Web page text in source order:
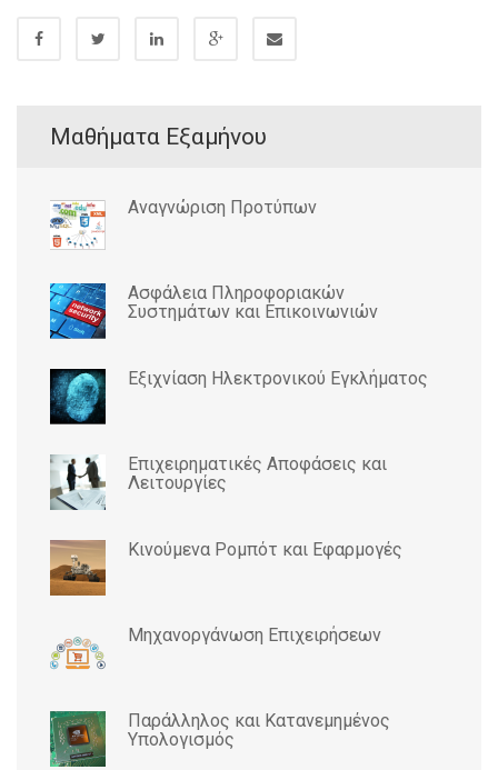
Μαθήματα Εξαμήνου
Αναγνώριση Προτύπων
Ασφάλεια Πληροφοριακών
Συστημάτων και Επικοινωνιών
Εξιχνίαση Ηλεκτρονικού Εγκλήματος
Επιχειρηματικές Αποφάσεις και
Λειτουργίες
Κινούμενα Ρομπότ και Εφαρμογές
Μηχανοργάνωση Επιχειρήσεων
Παράλληλος και Κατανεμημένος
Υπολογισμός